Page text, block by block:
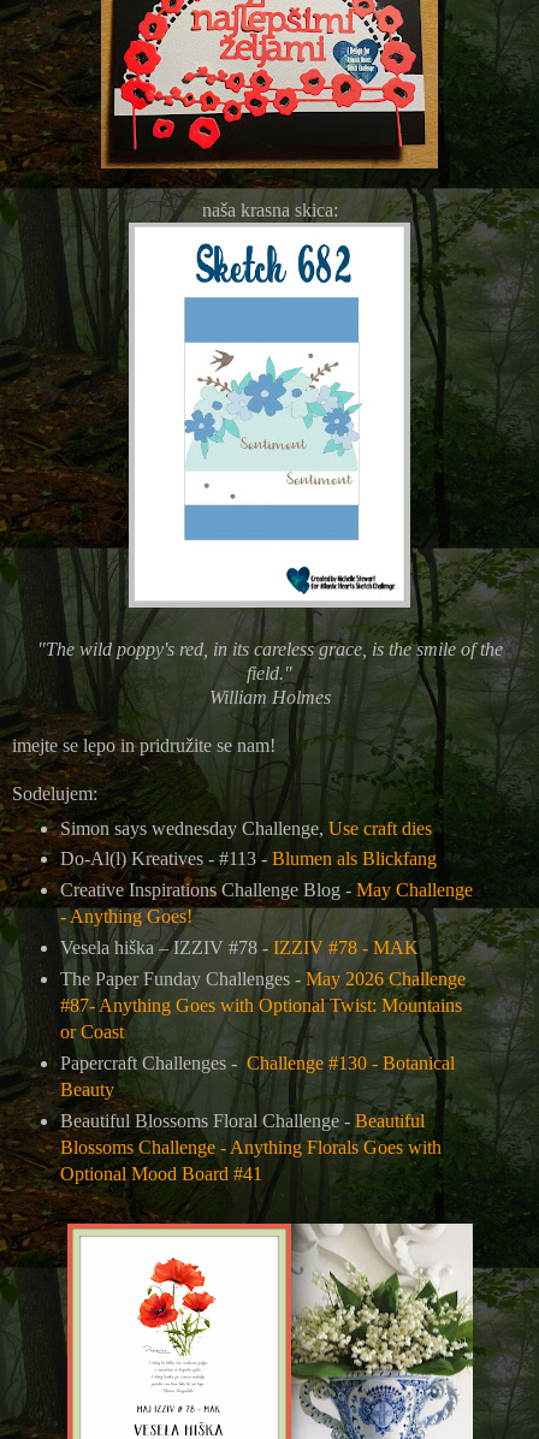
naša krasna skica:
"The wild poppy's red, in its careless grace, is the smile of the
field."
William Holmes
imejte se lepo in pridružite se nam!
Sodelujem:
Simon says wednesday Challenge, Use craft dies
Do-Al(l) Kreatives - #113 - Blumen als Blickfang
Creative Inspirations Challenge Blog - May Challenge
- Anything Goes!
Vesela hiška – IZZIV #78 - IZZIV #78 - MAK
The Paper Funday Challenges - May 2026 Challenge
#87- Anything Goes with Optional Twist: Mountains
or Coast
Papercraft Challenges - Challenge #130 - Botanical
Beauty
Beautiful Blossoms Floral Challenge - Beautiful
Blossoms Challenge - Anything Florals Goes with
Optional Mood Board #41